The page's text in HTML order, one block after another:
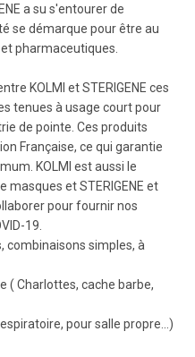
a su s'entourer de
se démarque pour être au
pharmaceutiques.
KOLMI et STERIGENE ces
tenues à usage court pour
de pointe. Ces produits
Française, ce qui garantie
KOLMI est aussi le
masques et STERIGENE et
pour fournir nos
19.
combinaisons simples, à
( Charlottes, cache barbe,
pour salle propre...)